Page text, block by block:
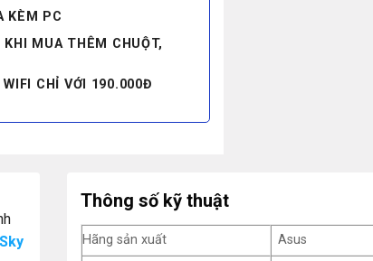
KÈM PC
MUA THÊM CHUỘT,
WIFI CHỈ VỚI 190.000Đ
Sky
Thông số kỹ thuật
Hãng sản xuất
Asus